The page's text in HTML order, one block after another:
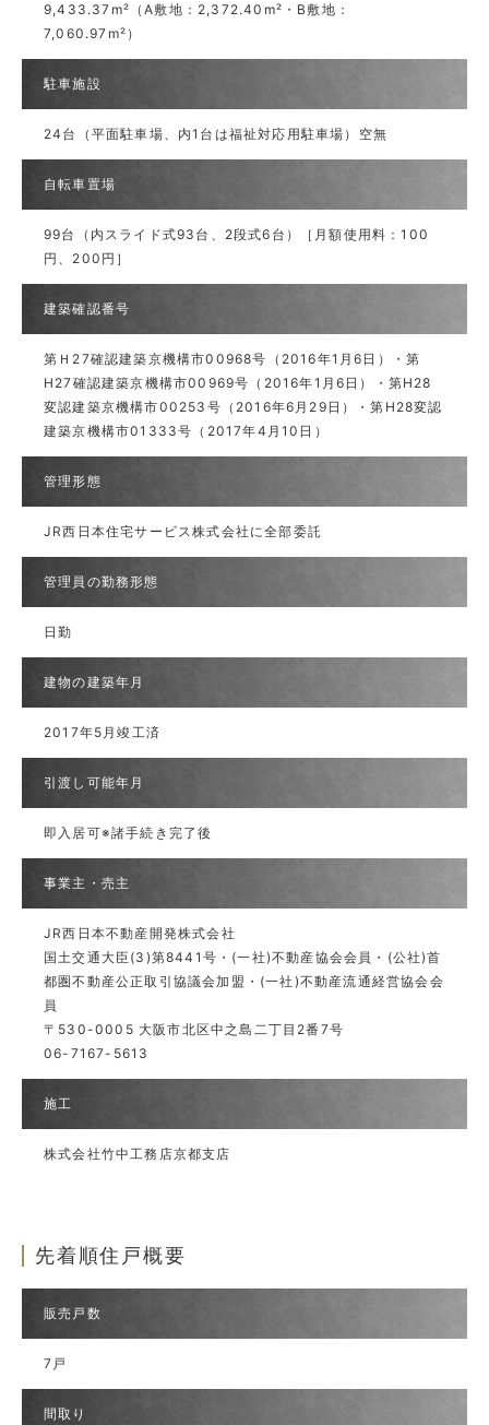
9,433.37m²（A敷地：2,372.40m²・B敷地：
7,060.97m²）
駐車施設
24台（平面駐車場、内1台は福祉対応用駐車場）空無
自転車置場
99台（内スライド式93台、2段式6台）［月額使用料：100
円、200円］
建築確認番号
第Ｈ27確認建築京機構市00968号（2016年1月6日）・第
H27確認建築京機構市00969号（2016年1月6日）・第H28
変認建築京機構市00253号（2016年6月29日）・第H28変認
建築京機構市01333号（2017年4月10日）
管理形態
JR西日本住宅サービス株式会社に全部委託
管理員の勤務形態
日勤
建物の建築年月
2017年5月竣工済
引渡し可能年月
即入居可※諸手続き完了後
事業主・売主
JR西日本不動産開発株式会社
国土交通大臣(3)第8441号・(一社)不動産協会会員・(公社)首
都圏不動産公正取引協議会加盟・(一社)不動産流通経営協会会
員
〒530-0005 大阪市北区中之島二丁目2番7号
06-7167-5613
施工
株式会社竹中工務店京都支店
先着順住戸概要
販売戸数
7戸
間取り